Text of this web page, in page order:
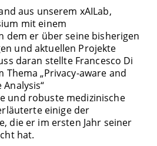
aus unserem xAILab,
mit einem
dem er über seine bisherigen
und aktuellen Projekte
daran stellte Francesco Di
Thema „Privacy-aware and
und robuste medizinische
einige der
die er im ersten Jahr seiner
hat.